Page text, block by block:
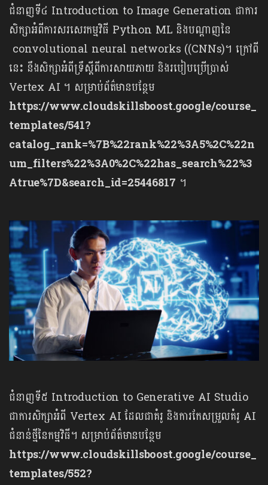
ជំនាញទី៤ Introduction to Image Generation ជាការ
សិក្សាអំពីការសរសេរកម្មវិធី Python ML និងបណ្ដាញនៃ
convolutional neural networks ((CNNs)។ ក្រៅពី
នេះ នឹងសិក្សាអំពីទ្រឹស្ដីពីការសាយភាយ និងរបៀបប្រើប្រាស់
Vertex AI ។ សម្រាប់ព័ត៌មានបន្ថែម
https://www.cloudskillsboost.google/course_
templates/541?
catalog_rank=%7B%22rank%22%3A5%2C%22n
um_filters%22%3A0%2C%22has_search%22%3
Atrue%7D&search_id=25446817 ។
ជំនាញទី៥ Introduction to Generative AI Studio
ជាការសិក្សាអំពី Vertex AI ដែលជាគំរូ និងការកែសម្រួលគំរូ AI
ជំនាន់ថ្មីនៃកម្មវិធី។ សម្រាប់ព័ត៌មានបន្ថែម
https://www.cloudskillsboost.google/course_
templates/552?